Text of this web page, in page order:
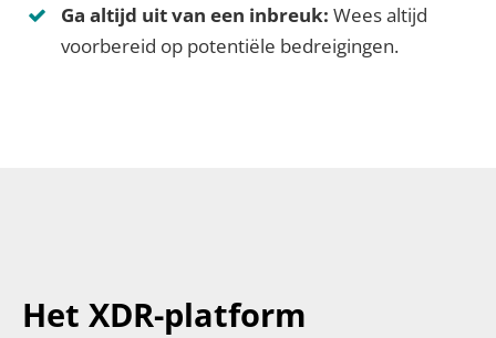
Ga altijd uit van een inbreuk: Wees altijd
voorbereid op potentiële bedreigingen.
Het XDR-platform